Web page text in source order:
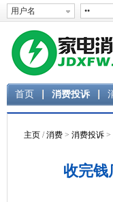
首页 消费投诉
主页 /消费 > 消费投诉 >
收完钱